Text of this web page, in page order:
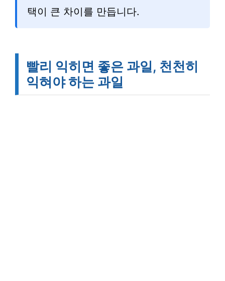
택이 큰 차이를 만듭니다.
빨리 익히면 좋은 과일, 천천히
익혀야 하는 과일